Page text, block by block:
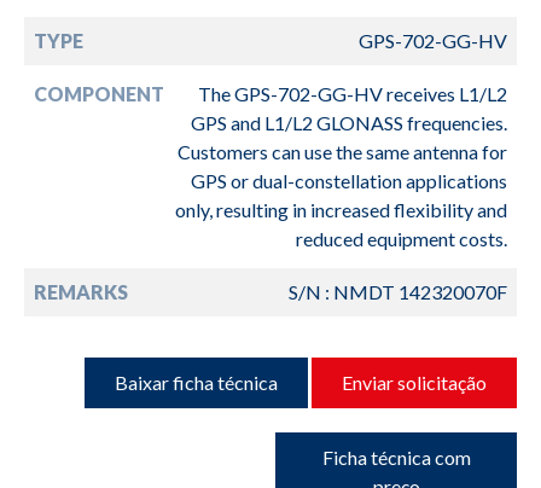
TYPE GPS-702-GG-HV
COMPONENT
The GPS-702-GG-HV receives L1/L2
GPS and L1/L2 GLONASS frequencies.
Customers can use the same antenna for
GPS or dual-constellation applications
only, resulting in increased flexibility and
reduced equipment costs.
REMARKS S/N : NMDT 142320070F
Baixar ficha técnica Enviar solicitação
Ficha técnica com